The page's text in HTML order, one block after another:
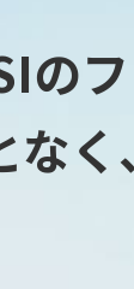
の
な